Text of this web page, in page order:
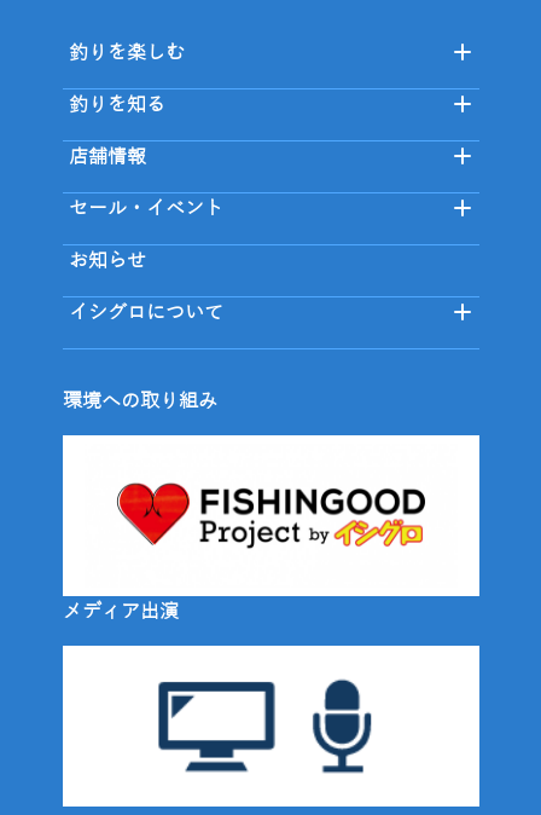
釣りを楽しむ
釣りを知る
店舗情報
セール・イベント
お知らせ
イシグロについて
環境への取り組み
メディア出演